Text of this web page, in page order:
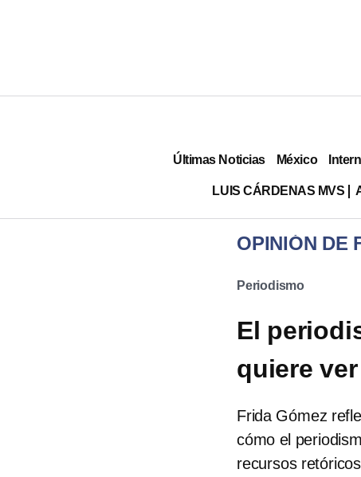
Últimas Noticias México
LUIS CÁRDENAS MVS
OPINIÓN DE
Periodismo
El
quiere
Frida Gómez
cómo el
recursos